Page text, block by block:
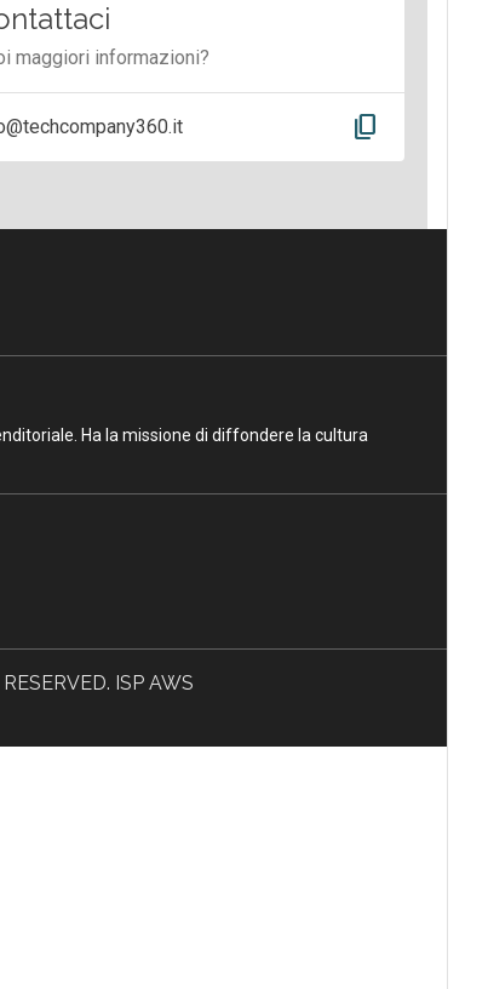
maggiori informazioni?
content_copy
Ha la missione di diffondere la cultura
ISP AWS